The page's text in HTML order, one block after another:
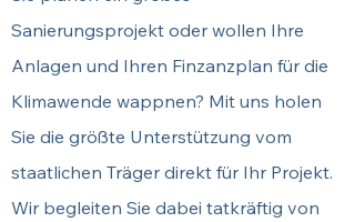
Sanierungsprojekt oder wollen Ihre
Anlagen und Ihren Finzanzplan für die
Klimawende wappnen? Mit uns holen
Sie die größte Unterstützung vom
staatlichen Träger direkt für Ihr Projekt.
Wir begleiten Sie dabei tatkräftig von